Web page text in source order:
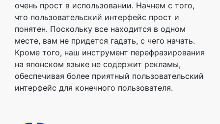
очень прост в использовании. Начнем с того,
что пользовательский интерфейс прост и
понятен. Поскольку все находится в одном
месте, вам не придется гадать, с чего начать.
Кроме того, наш инструмент перефразирования
на японском языке не содержит рекламы,
обеспечивая более приятный пользовательский
интерфейс для конечного пользователя.